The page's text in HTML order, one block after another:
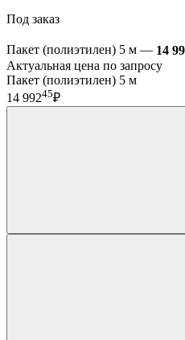
Под заказ
Пакет (полиэтилен) 5 м — 14
Актуальная цена по запросу
Пакет (полиэтилен) 5 м
14 99245₽